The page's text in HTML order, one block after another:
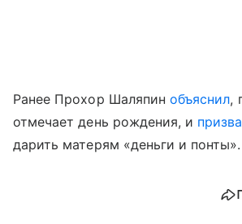
Ранее Прохор Шаляпинобъяснил,
отмечает день рождения, и
дарить матерям «деньги и понты».